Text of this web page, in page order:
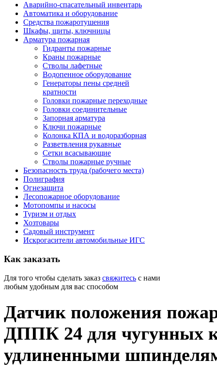
Аварийно-спасательный инвентарь
Автоматика и оборудование
Средства пожаротушения
Шкафы, щиты, ключницы
Арматура пожарная
Гидранты пожарные
Краны пожарные
Стволы лафетные
Водопенное оборудование
Генераторы пены средней
кратности
Головки пожарные переходные
Головки соединительные
Запорная арматура
Ключи пожарные
Колонка КПА и водоразборная
Разветвления рукавные
Сетки всасывающие
Стволы пожарные ручные
Безопасность труда (рабочего места)
Полиграфия
Огнезащита
Лесопожарное оборудование
Мотопомпы и насосы
Туризм и отдых
Хозтовары
Садовый инструмент
Искрогасители автомобильные ИГС
Как заказать
Для того чтобы сделать заказ свяжитесь с нами
любым удобным для вас способом
Датчик положения
ДППК 24 для чугунных
удлиненными